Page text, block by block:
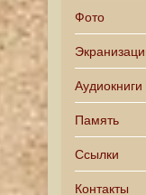
Фото
Аудиокниги
Память
Ссылки
Контакты